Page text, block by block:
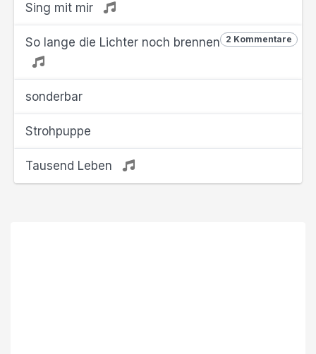
Sing mit mir
2 Kommentare
So lange die Lichter noch brennen
sonderbar
Strohpuppe
Tausend Leben